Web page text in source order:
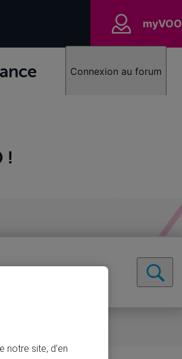
myVOO
Connexion au forum
!
notre site, d’en